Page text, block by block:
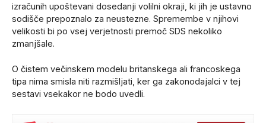
izračunih upoštevani dosedanji volilni okraji, ki jih je ustavno
sodišče prepoznalo za neustezne. Spremembe v njihovi
velikosti bi po vsej verjetnosti premoč SDS nekoliko
zmanjšale.
O čistem večinskem modelu britanskega ali francoskega
tipa nima smisla niti razmišljati, ker ga zakonodajalci v tej
sestavi vsekakor ne bodo uvedli.